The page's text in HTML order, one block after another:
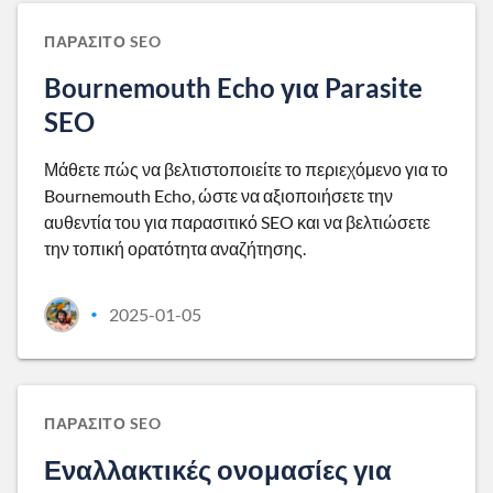
ΠΑΡΆΣΙΤΟ SEO
Bournemouth Echo για Parasite
SEO
Μάθετε πώς να βελτιστοποιείτε το περιεχόμενο για το
Bournemouth Echo, ώστε να αξιοποιήσετε την
αυθεντία του για παρασιτικό SEO και να βελτιώσετε
την τοπική ορατότητα αναζήτησης.
• 2025-01-05
ΠΑΡΆΣΙΤΟ SEO
Εναλλακτικές ονομασίες για